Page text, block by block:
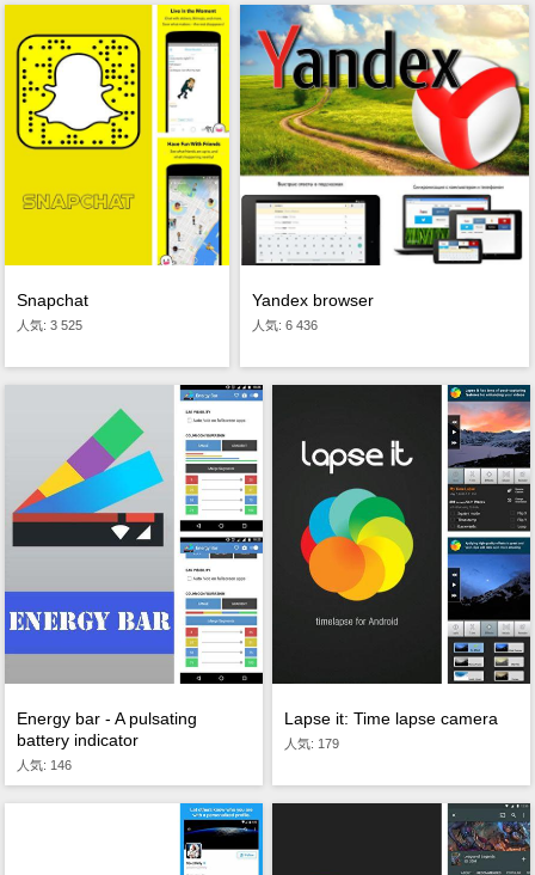
Snapchat
人気: 3 525
Yandex browser
人気: 6 436
Energy bar - A pulsating
battery indicator
人気: 146
Lapse it: Time lapse camera
人気: 179